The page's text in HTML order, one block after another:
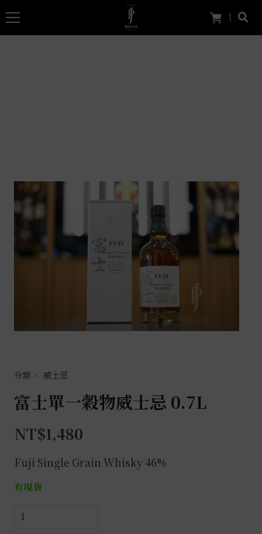
威士忌
富士單一穀物威士忌 0.7L
NT$1,480
Fuji Single Grain Whisky 46%
有現貨
富